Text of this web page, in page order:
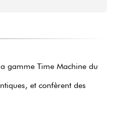
gamme Time Machine du
et confèrent des